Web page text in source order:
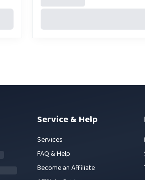
Service & Help
Services
FAQ & Help
Become an Affiliate